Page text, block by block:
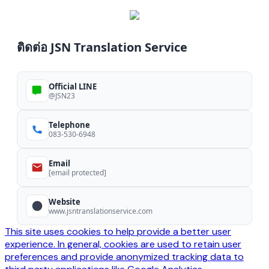
ติดต่อ JSN Translation Service
Official LINE
@JSN23
Telephone
083-530-6948
Email
[email protected]
Website
www.jsntranslationservice.com
This site uses cookies to help provide a better user
experience. In general, cookies are used to retain user
preferences and provide anonymized tracking data to